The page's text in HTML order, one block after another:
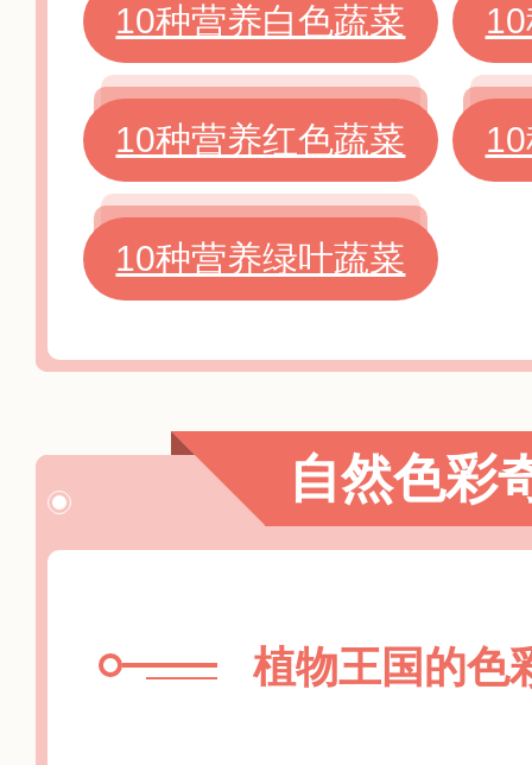
10种营养白色蔬菜
10种营养红色蔬菜
10种营养绿叶蔬菜
自然色彩
植物王国的色